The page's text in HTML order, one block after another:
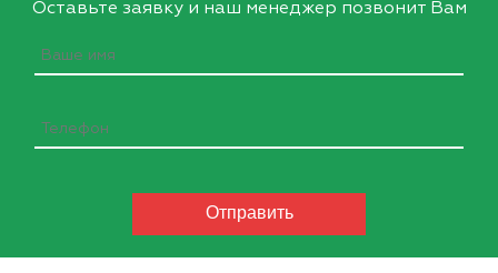
Оставьте заявку и наш менеджер позвонит Вам